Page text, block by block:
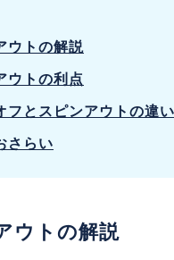
ウトの解説
ウトの利点
フとスピンアウトの違
さらい
ウトの解説